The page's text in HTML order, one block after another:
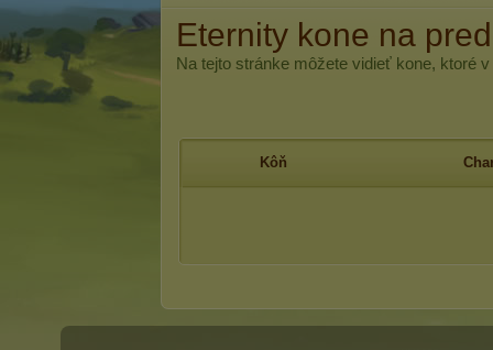
Eternity kone na
Na tejto stránke môžete vidieť kone, ktoré
Kôň